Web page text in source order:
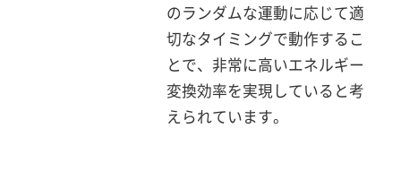
のランダムな運動に応じて適
切なタイミングで動作するこ
とで、非常に高いエネルギー
変換効率を実現していると考
えられています。